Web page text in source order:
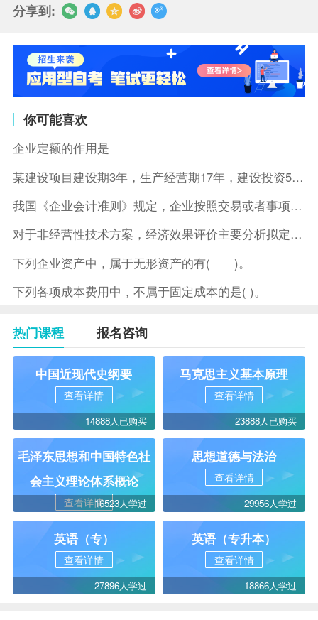
分享到:
你可能喜欢
企业定额的作用是
某建设项目建设期3年，生产经营期17年，建设投资5500万元
我国《企业会计准则》规定，企业按照交易或者事项的经济特征确定
对于非经营性技术方案，经济效果评价主要分析拟定方案的( )。
下列企业资产中，属于无形资产的有( )。
下列各项成本费用中，不属于固定成本的是( )。
热门课程 报名咨询
中国近现代史纲要
查看详情
14888人已购买
马克思主义基本原理
查看详情
23888人已购买
毛泽东思想和中国特色社
会主义理论体系概论
查看详情16523人学过
思想道德与法治
查看详情
29956人学过
英语（专）
查看详情
27896人学过
英语（专升本）
查看详情
18866人学过